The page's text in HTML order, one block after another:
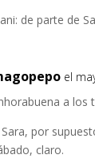
de parte de
el
a los
por
claro.